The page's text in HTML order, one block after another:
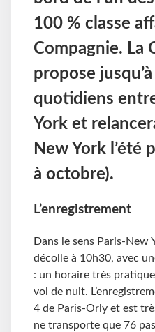
100 % classe
Compagnie. La
propose
quotidiens
York et
New York l’été
à octobre).
L’enregistrement
Dans le sens Paris-New
décolle à 10h30, avec
: un horaire très
vol de nuit.
4 de Paris-Orly et est
ne transporte que 76